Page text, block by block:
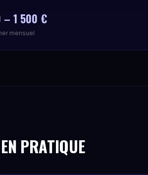
– 1 500 €
mensuel
PRATIQUE